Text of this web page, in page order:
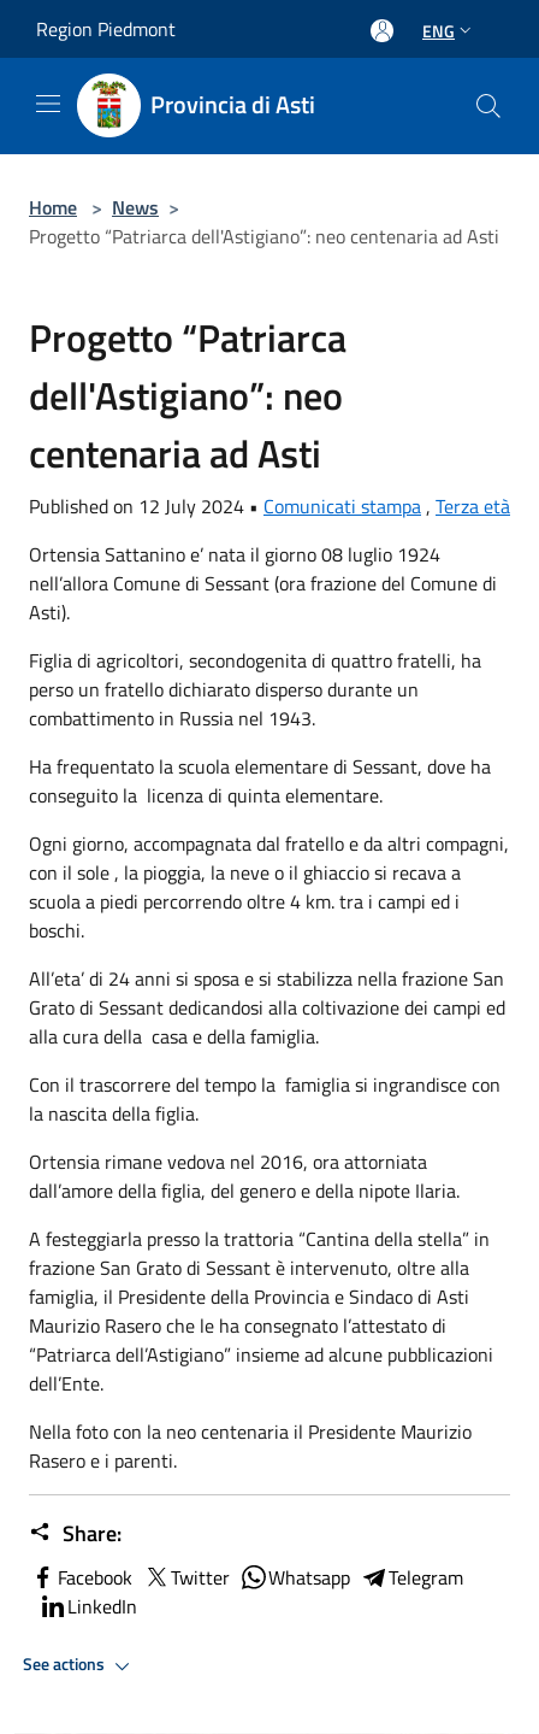
Region Piedmont ENG
Provincia di Asti
Home > News >
Progetto “Patriarca dell'Astigiano”: neo centenaria ad Asti
Progetto “Patriarca
dell'Astigiano”: neo
centenaria ad Asti
Published on 12 July 2024 • Comunicati stampa , Terza età
Ortensia Sattanino e’ nata il giorno 08 luglio 1924
nell’allora Comune di Sessant (ora frazione del Comune di
Asti).
Figlia di agricoltori, secondogenita di quattro fratelli, ha
perso un fratello dichiarato disperso durante un
combattimento in Russia nel 1943.
Ha frequentato la scuola elementare di Sessant, dove ha
conseguito la licenza di quinta elementare.
Ogni giorno, accompagnata dal fratello e da altri compagni,
con il sole , la pioggia, la neve o il ghiaccio si recava a
scuola a piedi percorrendo oltre 4 km. tra i campi ed i
boschi.
All’eta’ di 24 anni si sposa e si stabilizza nella frazione San
Grato di Sessant dedicandosi alla coltivazione dei campi ed
alla cura della casa e della famiglia.
Con il trascorrere del tempo la famiglia si ingrandisce con
la nascita della figlia.
Ortensia rimane vedova nel 2016, ora attorniata
dall’amore della figlia, del genero e della nipote Ilaria.
A festeggiarla presso la trattoria “Cantina della stella” in
frazione San Grato di Sessant è intervenuto, oltre alla
famiglia, il Presidente della Provincia e Sindaco di Asti
Maurizio Rasero che le ha consegnato l’attestato di
“Patriarca dell’Astigiano” insieme ad alcune pubblicazioni
dell’Ente.
Nella foto con la neo centenaria il Presidente Maurizio
Rasero e i parenti.
Share:
Facebook Twitter Whatsapp
Telegram
LinkedIn
See actions